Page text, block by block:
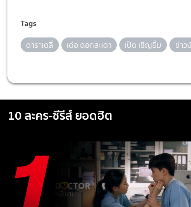
Tags
ดาราเดลี่ เด๋อ ดอกสะเดา เป็ด เชิญยิ้ม ข่าว
10 ละคร-ซีรีส์ ยอดฮิต